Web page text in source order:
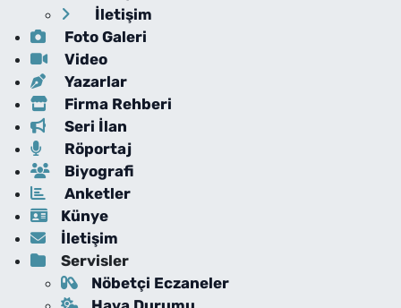
İletişim
Foto Galeri
Video
Yazarlar
Firma Rehberi
Seri İlan
Röportaj
Biyografi
Anketler
Künye
İletişim
Servisler
Nöbetçi Eczaneler